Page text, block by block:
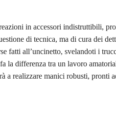
in accessori indistruttibili,
di tecnica, ma di cura dei
fatti all’uncinetto, svelandoti i
la differenza tra un lavoro
a realizzare manici robusti, pronti